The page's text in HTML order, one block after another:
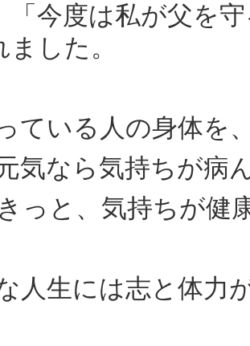
「今度は私が父を
ました。
っている人の身体を
気なら気持ちが病
っと、気持ちが健
人生には志と体力